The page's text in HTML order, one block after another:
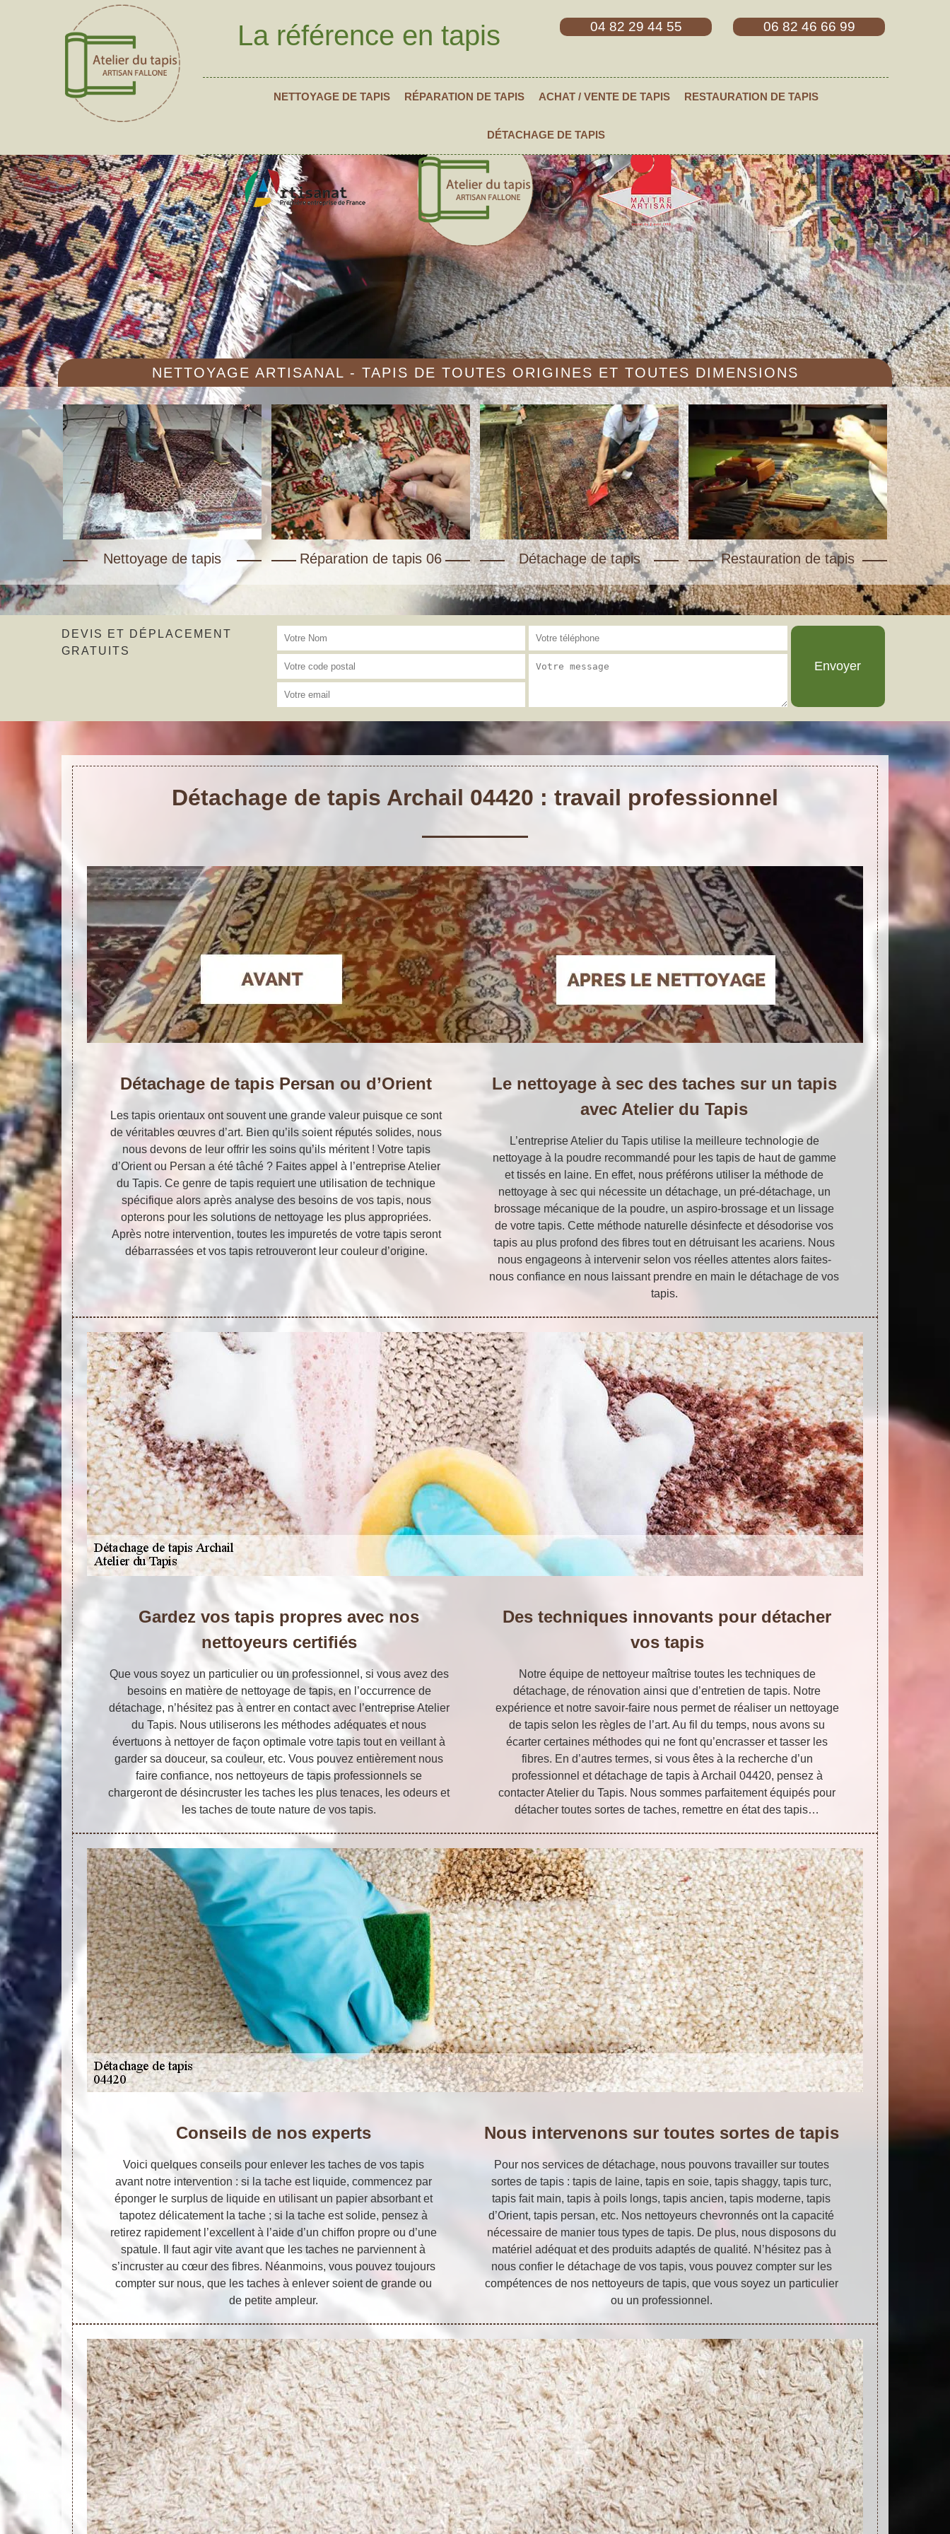
La référence en tapis 04 82 29 44 55 06 82 46 66 99
NETTOYAGE DE TAPIS RÉPARATION DE TAPIS ACHAT / VENTE DE TAPIS RESTAURATION DE TAPIS
DÉTACHAGE DE TAPIS
NETTOYAGE ARTISANAL - TAPIS DE TOUTES ORIGINES ET TOUTES DIMENSIONS
Nettoyage de tapis Réparation de tapis 06 Détachage de tapis Restauration de tapis
DEVIS ET DÉPLACEMENT
GRATUITS
Détachage de tapis Archail 04420 : travail professionnel
Détachage de tapis Persan ou d’Orient
Les tapis orientaux ont souvent une grande valeur puisque ce sont
de véritables œuvres d’art. Bien qu’ils soient réputés solides, nous
nous devons de leur offrir les soins qu’ils méritent ! Votre tapis
d’Orient ou Persan a été tâché ? Faites appel à l’entreprise Atelier
du Tapis. Ce genre de tapis requiert une utilisation de technique
spécifique alors après analyse des besoins de vos tapis, nous
opterons pour les solutions de nettoyage les plus appropriées.
Après notre intervention, toutes les impuretés de votre tapis seront
débarrassées et vos tapis retrouveront leur couleur d’origine.
Le nettoyage à sec des taches sur un tapis
avec Atelier du Tapis
L’entreprise Atelier du Tapis utilise la meilleure technologie de
nettoyage à la poudre recommandé pour les tapis de haut de gamme
et tissés en laine. En effet, nous préférons utiliser la méthode de
nettoyage à sec qui nécessite un détachage, un pré-détachage, un
brossage mécanique de la poudre, un aspiro-brossage et un lissage
de votre tapis. Cette méthode naturelle désinfecte et désodorise vos
tapis au plus profond des fibres tout en détruisant les acariens. Nous
nous engageons à intervenir selon vos réelles attentes alors faites-
nous confiance en nous laissant prendre en main le détachage de vos
tapis.
Gardez vos tapis propres avec nos
nettoyeurs certifiés
Que vous soyez un particulier ou un professionnel, si vous avez des
besoins en matière de nettoyage de tapis, en l’occurrence de
détachage, n’hésitez pas à entrer en contact avec l’entreprise Atelier
du Tapis. Nous utiliserons les méthodes adéquates et nous
évertuons à nettoyer de façon optimale votre tapis tout en veillant à
garder sa douceur, sa couleur, etc. Vous pouvez entièrement nous
faire confiance, nos nettoyeurs de tapis professionnels se
chargeront de désincruster les taches les plus tenaces, les odeurs et
les taches de toute nature de vos tapis.
Des techniques innovants pour détacher
vos tapis
Notre équipe de nettoyeur maîtrise toutes les techniques de
détachage, de rénovation ainsi que d’entretien de tapis. Notre
expérience et notre savoir-faire nous permet de réaliser un nettoyage
de tapis selon les règles de l’art. Au fil du temps, nous avons su
écarter certaines méthodes qui ne font qu’encrasser et tasser les
fibres. En d’autres termes, si vous êtes à la recherche d’un
professionnel et détachage de tapis à Archail 04420, pensez à
contacter Atelier du Tapis. Nous sommes parfaitement équipés pour
détacher toutes sortes de taches, remettre en état des tapis…
Conseils de nos experts
Voici quelques conseils pour enlever les taches de vos tapis
avant notre intervention : si la tache est liquide, commencez par
éponger le surplus de liquide en utilisant un papier absorbant et
tapotez délicatement la tache ; si la tache est solide, pensez à
retirez rapidement l’excellent à l’aide d’un chiffon propre ou d’une
spatule. Il faut agir vite avant que les taches ne parviennent à
s’incruster au cœur des fibres. Néanmoins, vous pouvez toujours
compter sur nous, que les taches à enlever soient de grande ou
de petite ampleur.
Nous intervenons sur toutes sortes de tapis
Pour nos services de détachage, nous pouvons travailler sur toutes
sortes de tapis : tapis de laine, tapis en soie, tapis shaggy, tapis turc,
tapis fait main, tapis à poils longs, tapis ancien, tapis moderne, tapis
d’Orient, tapis persan, etc. Nos nettoyeurs chevronnés ont la capacité
nécessaire de manier tous types de tapis. De plus, nous disposons du
matériel adéquat et des produits adaptés de qualité. N’hésitez pas à
nous confier le détachage de vos tapis, vous pouvez compter sur les
compétences de nos nettoyeurs de tapis, que vous soyez un particulier
ou un professionnel.